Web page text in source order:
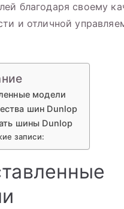
благодаря своему
и отличной
модели
шин Dunlop
шины Dunlop
записи: